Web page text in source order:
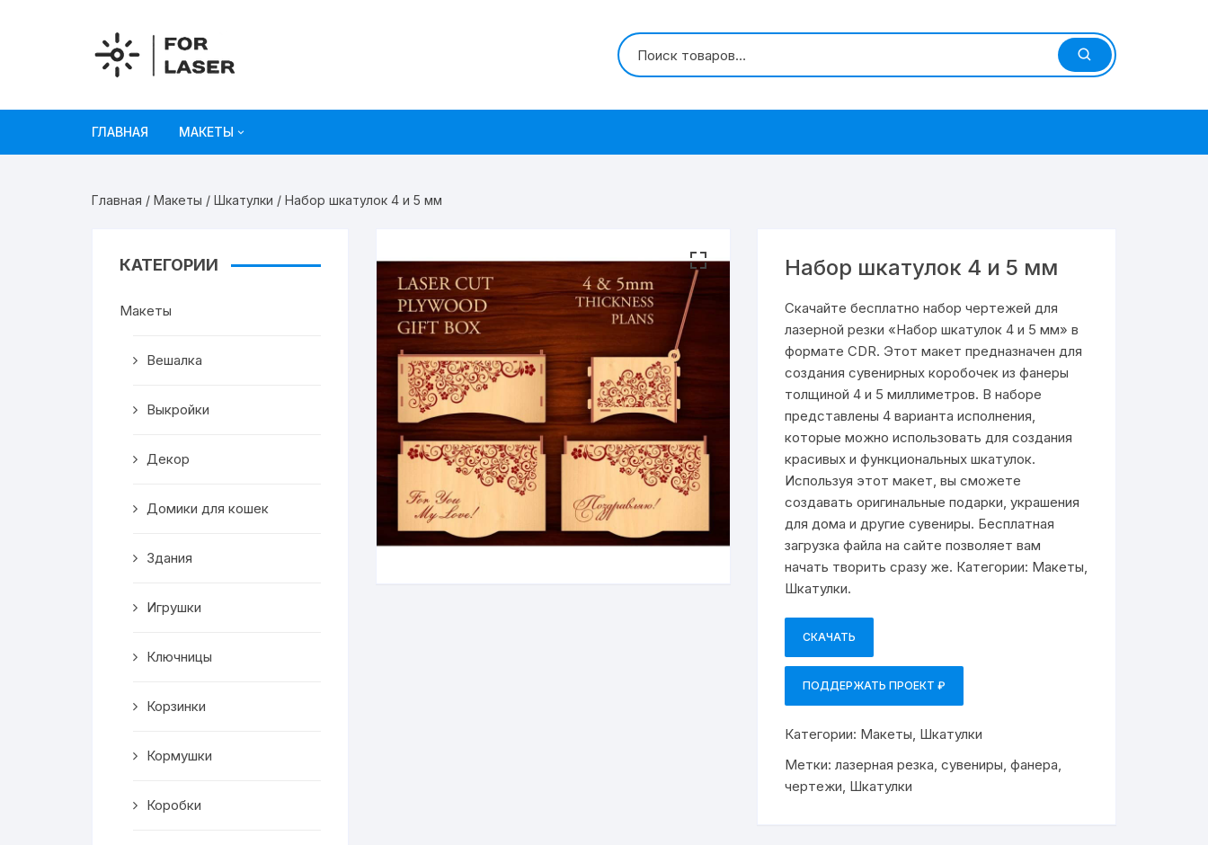
ГЛАВНАЯ МАКЕТЫ
Игрушки
Рамки для фото
Светильники
Подставки
Мини бары
Главная / Макеты / Шкатулки / Набор шкатулок 4 и 5 мм
Набор шкатулок 4 и 5 мм
Скачайте бесплатно набор чертежей для
лазерной резки «Набор шкатулок 4 и 5 мм» в
формате CDR. Этот макет предназначен для
создания сувенирных коробочек из фанеры
толщиной 4 и 5 миллиметров. В наборе
представлены 4 варианта исполнения,
которые можно использовать для создания
красивых и функциональных шкатулок.
Используя этот макет, вы сможете
создавать оригинальные подарки, украшения
для дома и другие сувениры. Бесплатная
загрузка файла на сайте позволяет вам
начать творить сразу же. Категории: Макеты,
Шкатулки.
СКАЧАТЬ
ПОДДЕРЖАТЬ ПРОЕКТ ₽
Категории: Макеты, Шкатулки
Метки:лазерная резка,сувениры,фанера,
чертежи, Шкатулки
КАТЕГОРИИ
Макеты
Вешалка
Выкройки
Декор
Домики для кошек
Здания
Игрушки
Ключницы
Корзинки
Кормушки
Коробки